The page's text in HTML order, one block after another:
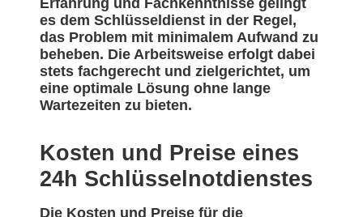
Erfahrung und Fachkenntnisse gelingt
es dem Schlüsseldienst in der Regel,
das Problem mit minimalem Aufwand zu
beheben. Die Arbeitsweise erfolgt dabei
stets fachgerecht und zielgerichtet, um
eine optimale Lösung ohne lange
Wartezeiten zu bieten.
Kosten und Preise eines
24h Schlüsselnotdienstes
Die Kosten und Preise für die